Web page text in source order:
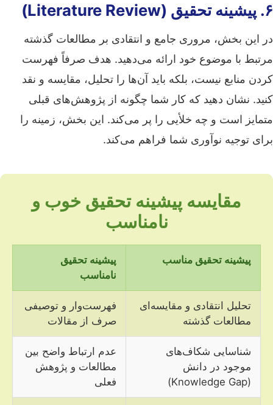
۶. پیشینه تحقیق (Literature Review)
در این بخش، مروری جامع و انتقادی بر مطالعات گذشته
مرتبط با موضوع خود ارائه می‌دهید. هدف صرفاً فهرست
کردن منابع نیست، بلکه باید آن‌ها را تحلیل، مقایسه و نقد
کنید. نشان دهید که کار شما چگونه از پژوهش‌های قبلی
متمایز است و چه خلأیی را پر می‌کند. این بخش، زمینه را
برای توجیه نوآوری شما فراهم می‌کند.
مقایسه پیشینه تحقیق خوب و
نامناسب
پیشینه تحقیق مناسب
پیشینه تحقیق
نامناسب
تحلیل انتقادی و مقایسه‌ای
مطالعات گذشته
فهرست‌وار و توصیفی
صرف از مقالات
شناسایی شکاف‌های
موجود در دانش
(Knowledge Gap)
عدم ارتباط واضح بین
مطالعات و پژوهش
فعلی